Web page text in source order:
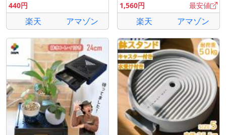
440円
楽天 アマゾン
1,560円
最安値
楽天 アマゾン